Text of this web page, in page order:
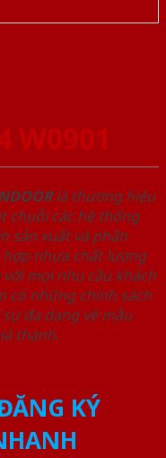
W0901
là thương hiệu
chuỗi các hệ thống
sản xuất và phân
nhựa chất lượng
mọi nhu cầu khách
có những chính sách
đa dạng về mẫu
thành.
KÝ